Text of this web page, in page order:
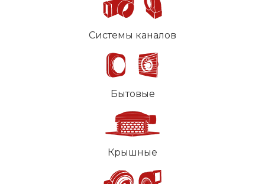
Системы каналов
Бытовые
Крышные